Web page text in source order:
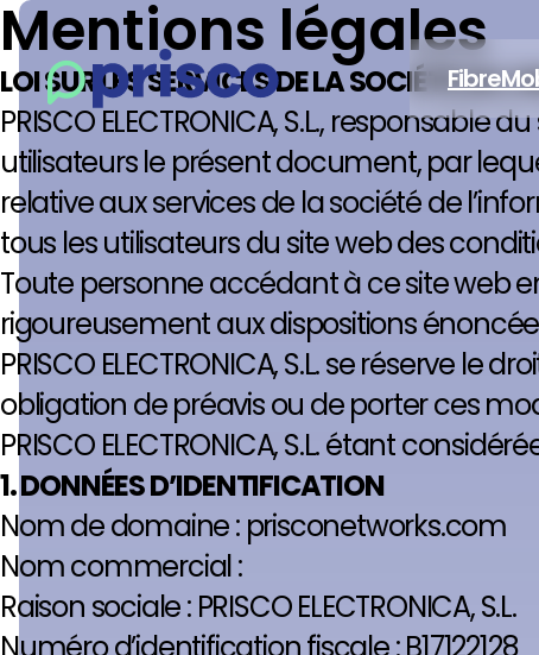
Fibre
Mentions légales
LOI SUR LES SERVICES DE LA SOCIÉTÉ DE
PRISCO ELECTRONICA, S.L., responsable
utilisateurs le présent document, par
relative aux services de la société de
tous les utilisateurs du site web des
Toute personne accédant à ce site web
rigoureusement aux dispositions
PRISCO ELECTRONICA, S.L. se réserve
obligation de préavis ou de porter ces
PRISCO ELECTRONICA, S.L. étant
1. DONNÉES D’IDENTIFICATION
Nom de domaine : prisconetworks.com
Nom commercial :
Raison sociale : PRISCO ELECTRONICA, S.L.